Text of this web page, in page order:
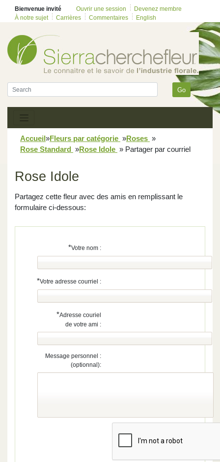
Bienvenue invité Ouvrir une session
Devenez membre
À notre sujet
Carrières Commentaires English
Go
Accueil»Fleurs par catégorie »Roses »
Rose Standard »Rose Idole » Partager par courriel
Rose Idole
Partagez cette fleur avec des amis en remplissant le
formulaire ci-dessous:
*Votre nom :
*Votre adresse courriel :
*Adresse couriel
de votre ami :
Message personnel :
(optionnal):